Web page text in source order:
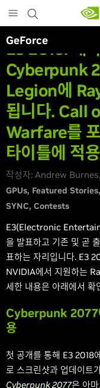
to
main
content
GeForce
E3 2019: 대
Cyberpunk
Legion에
됩니다. Call
Warfare를
타이틀에 적
작성자: Andrew
GPUs Featured Stories
SYNC Contests
E3(Electronic
을 발표하고 기존 및 곧
표하는 자리입니다. E3
NVIDIA에서 지원하는
세한 내용은 아래에서 확
Cyberpunk 2077
용
첫 공개를 통해 E3 2018
로 스크린샷과 업데이트
Cyberpunk 2077은 아